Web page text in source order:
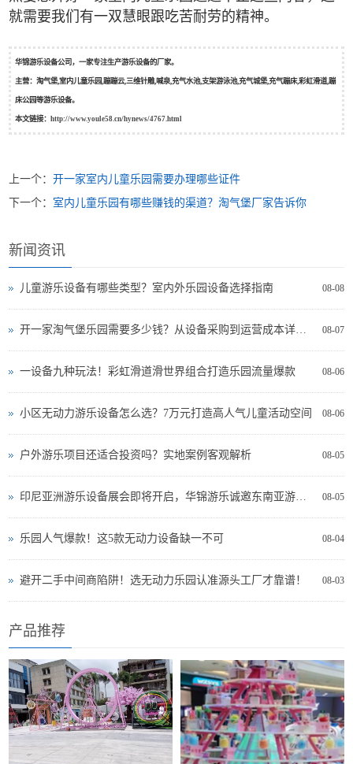
就需要我们有一双慧眼跟吃苦耐劳的精神。
华锦游乐设备公司，一家专注生产游乐设备的厂家。
主营：淘气堡,室内儿童乐园,蹦蹦云,三维针雕,喊泉,充气水池,支架游泳池,充气城堡,充气蹦床,彩虹滑道,蹦
床公园等游乐设备。
本文链接：http://www.youle58.cn/hynews/4767.html
上一个：开一家室内儿童乐园需要办理哪些证件
下一个： 室内儿童乐园有哪些赚钱的渠道？淘气堡厂家告诉你
新闻资讯
08-08
儿童游乐设备有哪些类型？室内外乐园设备选择指南
08-07
开一家淘气堡乐园需要多少钱？从设备采购到运营成本详细分析
08-06
一设备九种玩法！彩虹滑道滑世界组合打造乐园流量爆款
08-06
小区无动力游乐设备怎么选？7万元打造高人气儿童活动空间
08-05
户外游乐项目还适合投资吗？实地案例客观解析
08-05
印尼亚洲游乐设备展会即将开启，华锦游乐诚邀东南亚游乐投资者现场交流
08-04
乐园人气爆款！这5款无动力设备缺一不可
08-03
避开二手中间商陷阱！选无动力乐园认准源头工厂才靠谱！
产品推荐